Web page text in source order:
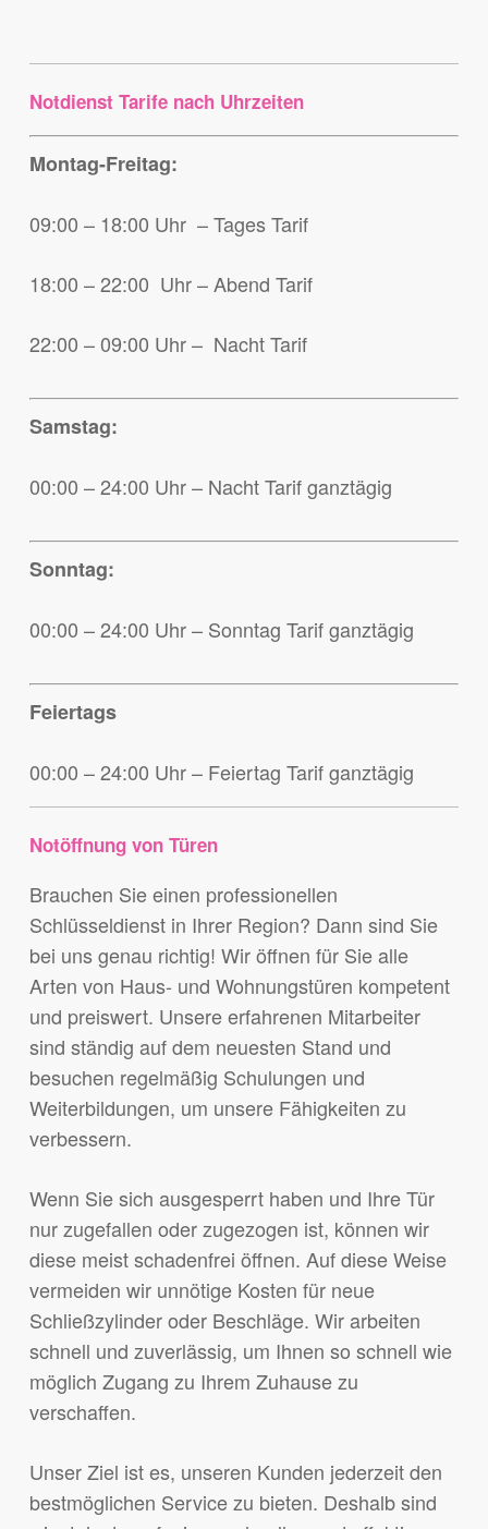
Notdienst Tarife nach Uhrzeiten
Montag-Freitag:
09:00 – 18:00 Uhr – Tages Tarif
18:00 – 22:00 Uhr – Abend Tarif
22:00 – 09:00 Uhr – Nacht Tarif
Samstag:
00:00 – 24:00 Uhr – Nacht Tarif ganztägig
Sonntag:
00:00 – 24:00 Uhr – Sonntag Tarif ganztägig
Feiertags
00:00 – 24:00 Uhr – Feiertag Tarif ganztägig
Notöffnung von Türen
Brauchen Sie einen professionellen
Schlüsseldienst in Ihrer Region? Dann sind Sie
bei uns genau richtig! Wir öffnen für Sie alle
Arten von Haus- und Wohnungstüren kompetent
und preiswert. Unsere erfahrenen Mitarbeiter
sind ständig auf dem neuesten Stand und
besuchen regelmäßig Schulungen und
Weiterbildungen, um unsere Fähigkeiten zu
verbessern.
Wenn Sie sich ausgesperrt haben und Ihre Tür
nur zugefallen oder zugezogen ist, können wir
diese meist schadenfrei öffnen. Auf diese Weise
vermeiden wir unnötige Kosten für neue
Schließzylinder oder Beschläge. Wir arbeiten
schnell und zuverlässig, um Ihnen so schnell wie
möglich Zugang zu Ihrem Zuhause zu
verschaffen.
Unser Ziel ist es, unseren Kunden jederzeit den
bestmöglichen Service zu bieten. Deshalb sind